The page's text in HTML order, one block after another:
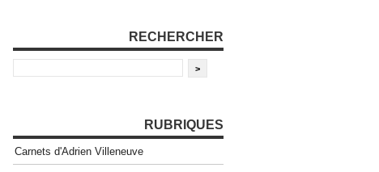
RECHERCHER
RUBRIQUES
Carnets d'Adrien Villeneuve